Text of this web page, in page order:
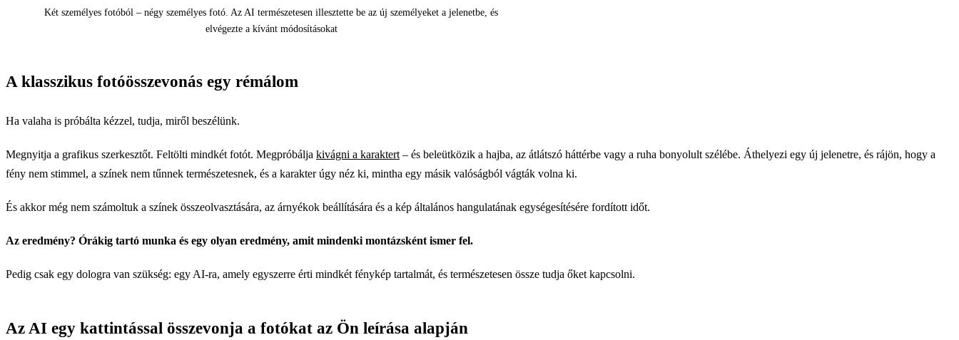
Két személyes fotóból – négy személyes fotó. Az AI természetesen illesztette be az új személyeket a jelenetbe, és
elvégezte a kívánt módosításokat
A klasszikus fotóösszevonás egy rémálom
Ha valaha is próbálta kézzel, tudja, miről beszélünk.
Megnyitja a grafikus szerkesztőt. Feltölti mindkét fotót. Megpróbálja kivágni a karaktert – és beleütközik a hajba, az átlátszó háttérbe vagy a ruha bonyolult szélébe. Áthelyezi egy új jelenetre, és rájön, hogy a
fény nem stimmel, a színek nem tűnnek természetesnek, és a karakter úgy néz ki, mintha egy másik valóságból vágták volna ki.
És akkor még nem számoltuk a színek összeolvasztására, az árnyékok beállítására és a kép általános hangulatának egységesítésére fordított időt.
Az eredmény? Órákig tartó munka és egy olyan eredmény, amit mindenki montázsként ismer fel.
Pedig csak egy dologra van szükség: egy AI-ra, amely egyszerre érti mindkét fénykép tartalmát, és természetesen össze tudja őket kapcsolni.
Az AI egy kattintással összevonja a fotókat az Ön leírása alapján